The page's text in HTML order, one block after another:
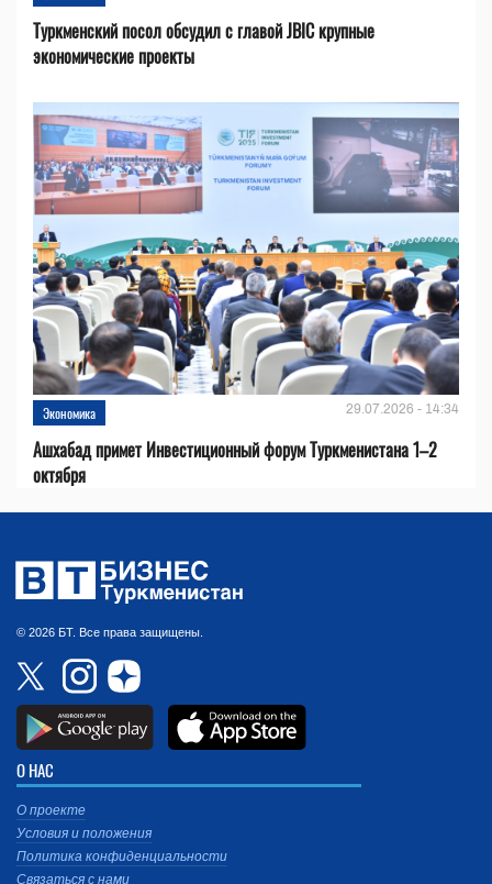
Туркменский посол обсудил с главой JBIC крупные
экономические проекты
Экономика 29.07.2026 - 14:34
Ашхабад примет Инвестиционный форум Туркменистана 1–2
октября
© 2026 БТ. Все права защищены.
О НАС
О проекте
Условия и положения
Политика конфиденциальности
Связаться с нами